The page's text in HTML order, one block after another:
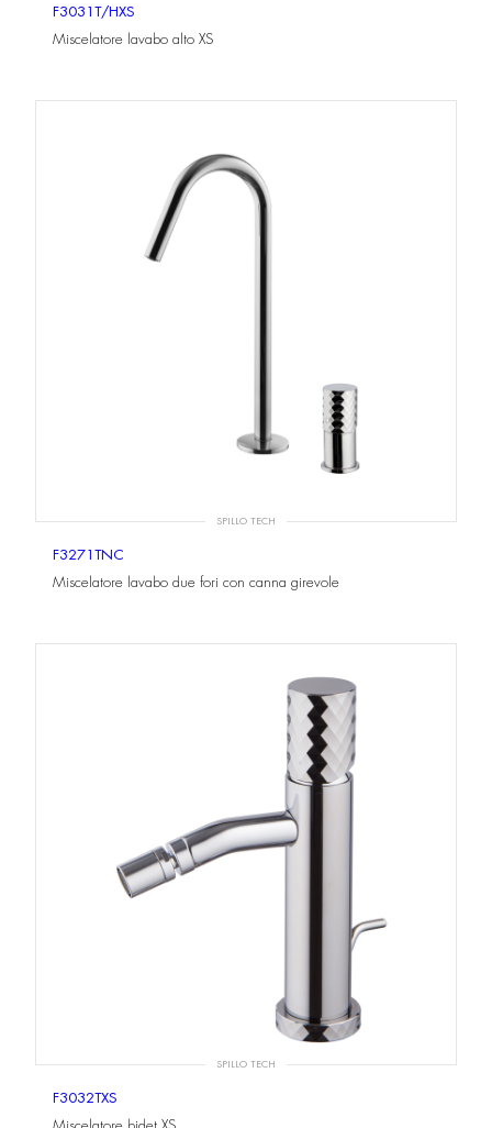
F3031T/HXS
Miscelatore lavabo alto XS
SPILLO TECH
F3271TNC
Miscelatore lavabo due fori con canna girevole
SPILLO TECH
F3032TXS
Miscelatore bidet XS